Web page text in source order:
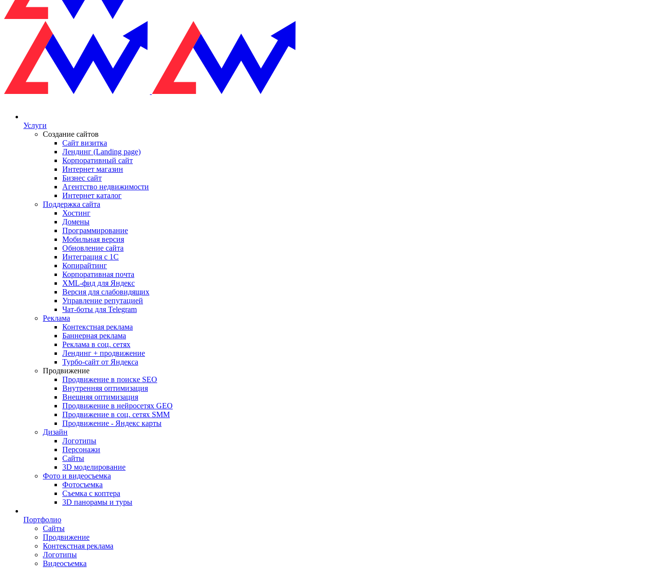
Услуги
Создание сайтов
Сайт визитка
Лендинг (Landing page)
Корпоративный сайт
Интернет магазин
Бизнес сайт
Агентство недвижимости
Интернет каталог
Поддержка сайта
Хостинг
Домены
Программирование
Мобильная версия
Обновление сайта
Интеграция с 1С
Копирайтинг
Корпоративная почта
XML-фид для Яндекс
Версия для слабовидящих
Управление репутацией
Чат-боты для Telegram
Реклама
Контекстная реклама
Баннерная реклама
Реклама в соц. сетях
Лендинг + продвижение
Турбо-сайт от Яндекса
Продвижение
Продвижение в поиске SEO
Внутренняя оптимизация
Внешняя оптимизация
Продвижение в нейросетях GEO
Продвижение в соц. сетях SMM
Продвижение - Яндекс карты
Дизайн
Логотипы
Персонажи
Сайты
3D моделирование
Фото и видеосъемка
Фотосъемка
Съемка с коптера
3D панорамы и туры
Портфолио
Сайты
Продвижение
Контекстная реклама
Логотипы
Видеосъемка